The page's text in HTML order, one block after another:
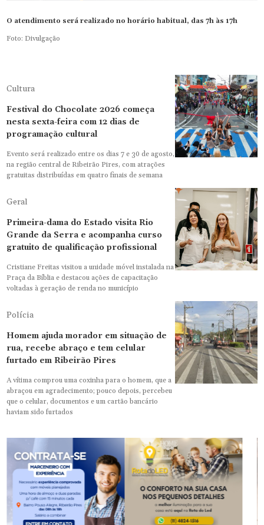
O atendimento será realizado no horário habitual, das 7h às 17h
Foto: Divulgação
Cultura
Festival do Chocolate 2026 começa
nesta sexta-feira com 12 dias de
programação cultural
Evento será realizado entre os dias 7 e 30 de agosto,
na região central de Ribeirão Pires, com atrações
gratuitas distribuídas em quatro finais de semana
Geral
Primeira-dama do Estado visita Rio
Grande da Serra e acompanha curso
gratuito de qualificação profissional
Cristiane Freitas visitou a unidade móvel instalada na
Praça da Bíblia e destacou ações de capacitação
voltadas à geração de renda no município
Polícia
Homem ajuda morador em situação de
rua, recebe abraço e tem celular
furtado em Ribeirão Pires
A vítima comprou uma coxinha para o homem, que a
abraçou em agradecimento; pouco depois, percebeu
que o celular, documentos e um cartão bancário
haviam sido furtados